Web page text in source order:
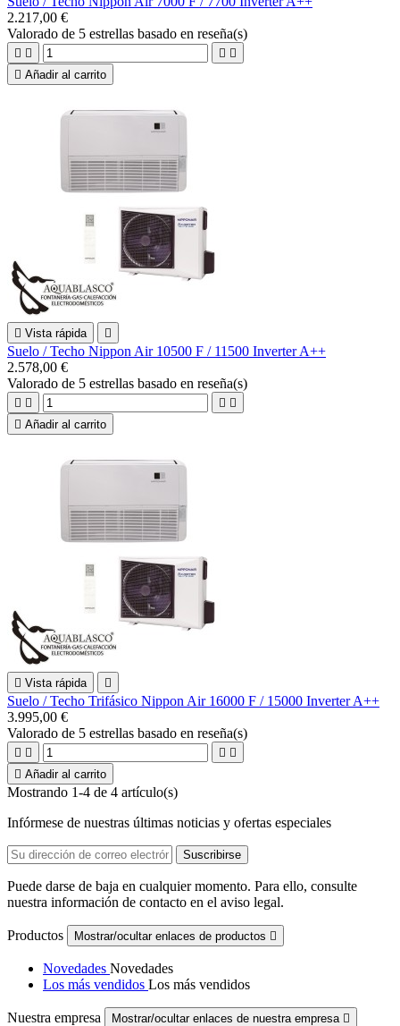
2.217,00 €
Valorado de 5 estrellas basado en reseña(s)
   
 Añadir al carrito
 Vista rápida 
Suelo / Techo Nippon Air 10500 F / 11500 Inverter A++
2.578,00 €
Valorado de 5 estrellas basado en reseña(s)
   
 Añadir al carrito
 Vista rápida 
Suelo / Techo Trifásico Nippon Air 16000 F / 15000 Inverter A++
3.995,00 €
Valorado de 5 estrellas basado en reseña(s)
   
 Añadir al carrito
Mostrando 1-4 de 4 artículo(s)
Infórmese de nuestras últimas noticias y ofertas especiales
Puede darse de baja en cualquier momento. Para ello, consulte
nuestra información de contacto en el aviso legal.
Productos Mostrar/ocultar enlaces de productos 
Novedades Novedades
Los más vendidos Los más vendidos
Nuestra empresa Mostrar/ocultar enlaces de nuestra empresa 